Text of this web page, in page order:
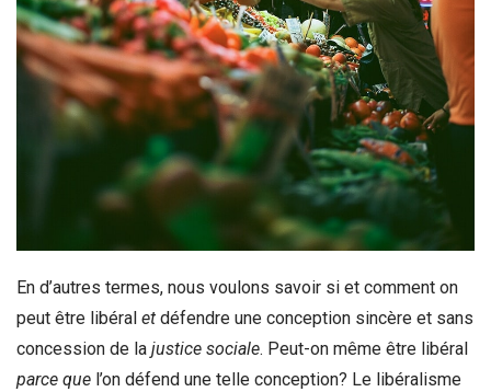
En d’autres termes, nous voulons savoir si et comment on
peut être libéral et défendre une conception sincère et sans
concession de la justice sociale. Peut-on même être libéral
parce que l’on défend une telle conception? Le libéralisme